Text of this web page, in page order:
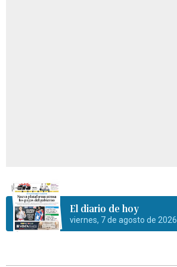
El diario de hoy
viernes, 7 de agosto de 2026